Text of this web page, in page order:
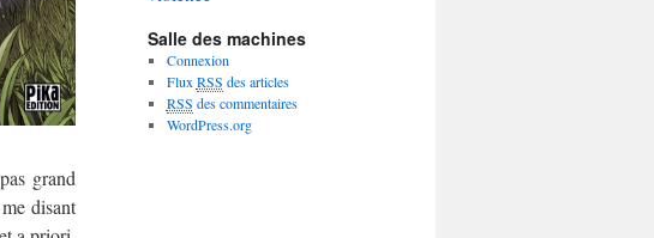
grand
disant
Salle des machines
Connexion
Flux RSS des articles
RSS des commentaires
WordPress.org